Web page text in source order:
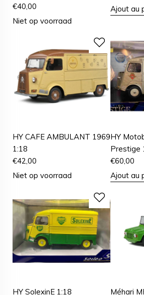
€40,00
Niet op voorraad
Ajout au
HY CAFE AMBULANT 1969
1:18
€42,00
Niet op voorraad
HY
Prestige
€60,00
Ajout au
HY SolexinE 1:18
Méhari